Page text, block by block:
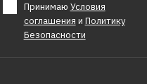
Принимаю Условия
соглашения и Политику
Безопасности